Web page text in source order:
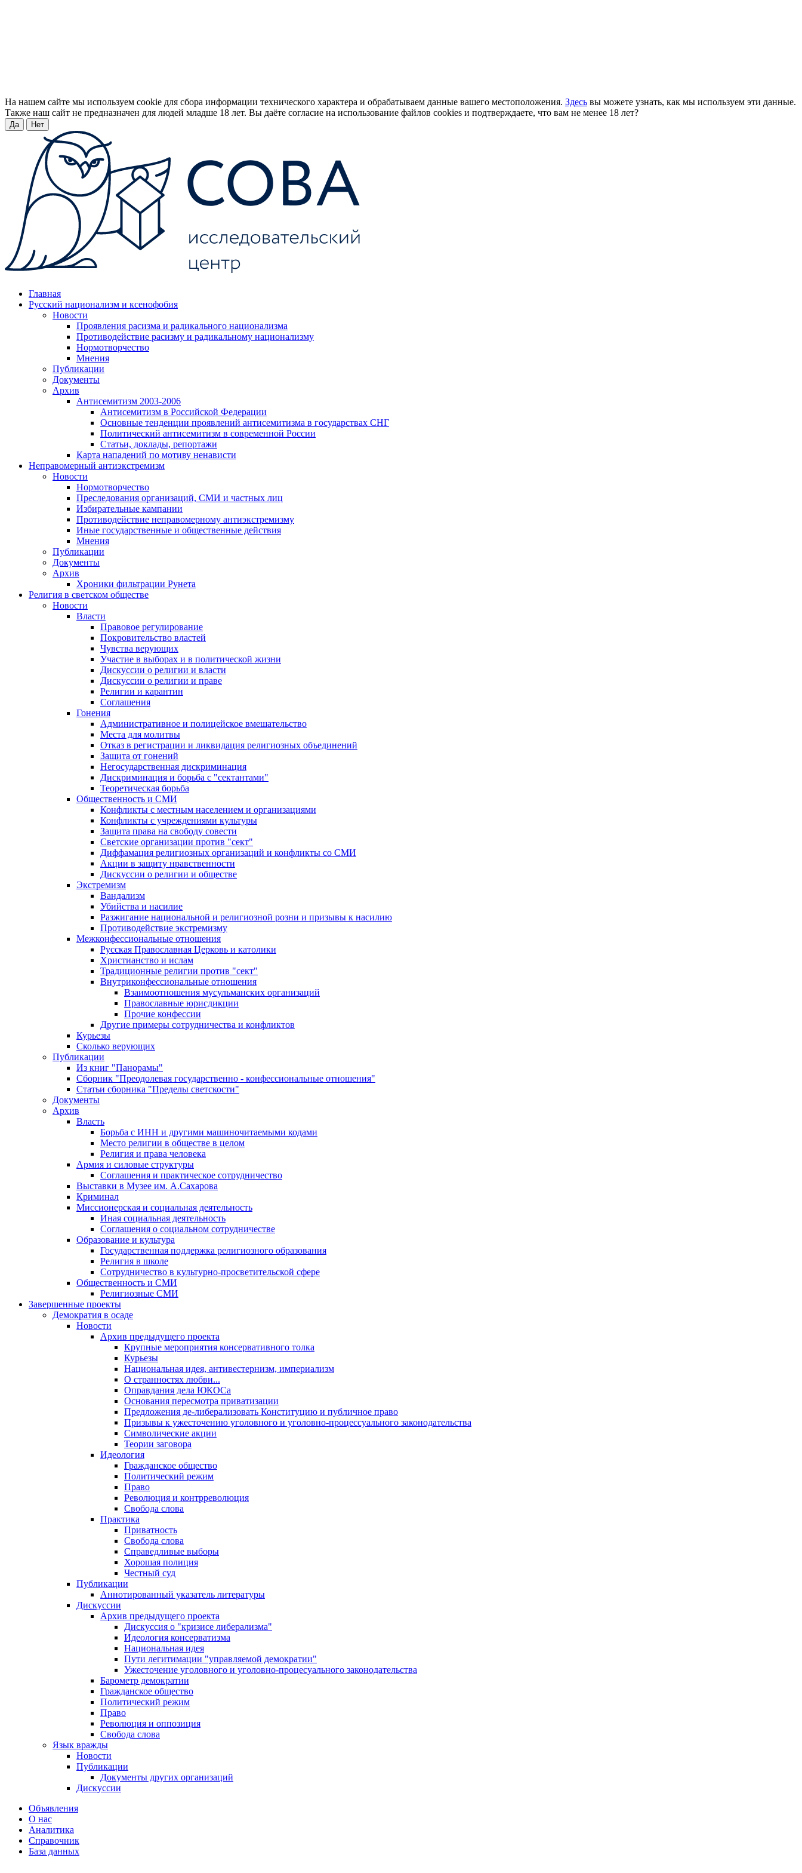
На нашем сайте мы используем cookie для сбора информации технического характера и обрабатываем данные вашего местоположения. Здесь вы можете узнать, как мы используем эти данные.
Также наш сайт не предназначен для людей младше 18 лет. Вы даёте согласие на использование файлов cookies и подтверждаете, что вам не менее 18 лет?
Да Нет
Главная
Русский национализм и ксенофобия
Новости
Проявления расизма и радикального национализма
Противодействие расизму и радикальному национализму
Нормотворчество
Мнения
Публикации
Документы
Архив
Антисемитизм 2003-2006
Антисемитизм в Российской Федерации
Основные тенденции проявлений антисемитизма в государствах СНГ
Политический антисемитизм в современной России
Статьи, доклады, репортажи
Карта нападений по мотиву ненависти
Неправомерный антиэкстремизм
Новости
Нормотворчество
Преследования организаций, СМИ и частных лиц
Избирательные кампании
Противодействие неправомерному антиэкстремизму
Иные государственные и общественные действия
Мнения
Публикации
Документы
Архив
Хроники фильтрации Рунета
Религия в светском обществе
Новости
Власти
Правовое регулирование
Покровительство властей
Чувства верующих
Участие в выборах и в политической жизни
Дискуссии о религии и власти
Дискуссии о религии и праве
Религии и карантин
Соглашения
Гонения
Административное и полицейское вмешательство
Места для молитвы
Отказ в регистрации и ликвидация религиозных объединений
Защита от гонений
Негосударственная дискриминация
Дискриминация и борьба с "сектантами"
Теоретическая борьба
Общественность и СМИ
Конфликты с местным населением и организациями
Конфликты с учреждениями культуры
Защита права на свободу совести
Светские организации против "сект"
Диффамация религиозных организаций и конфликты со СМИ
Акции в защиту нравственности
Дискуссии о религии и обществе
Экстремизм
Вандализм
Убийства и насилие
Разжигание национальной и религиозной розни и призывы к насилию
Противодействие экстремизму
Межконфессиональные отношения
Русская Православная Церковь и католики
Христианство и ислам
Традиционные религии против "сект"
Внутриконфессиональные отношения
Взаимоотношения мусульманских организаций
Православные юрисдикции
Прочие конфессии
Другие примеры сотрудничества и конфликтов
Курьезы
Сколько верующих
Публикации
Из книг "Панорамы"
Сборник "Преодолевая государственно - конфессиональные отношения"
Статьи сборника "Пределы светскости"
Документы
Архив
Власть
Борьба с ИНН и другими машиночитаемыми кодами
Место религии в обществе в целом
Религия и права человека
Армия и силовые структуры
Соглашения и практическое сотрудничество
Выставки в Музее им. А.Сахарова
Криминал
Миссионерская и социальная деятельность
Иная социальная деятельность
Соглашения о социальном сотрудничестве
Образование и культура
Государственная поддержка религиозного образования
Религия в школе
Сотрудничество в культурно-просветительской сфере
Общественность и СМИ
Религиозные СМИ
Завершенные проекты
Демократия в осаде
Новости
Архив предыдущего проекта
Крупные мероприятия консервативного толка
Курьезы
Национальная идея, антивестернизм, империализм
О странностях любви...
Оправдания дела ЮКОСа
Основания пересмотра приватизации
Предложения де-либерализовать Конституцию и публичное право
Призывы к ужесточению уголовного и уголовно-процессуального законодательства
Символические акции
Теории заговора
Идеология
Гражданское общество
Политический режим
Право
Революция и контрреволюция
Свобода слова
Практика
Приватность
Свобода слова
Справедливые выборы
Хорошая полиция
Честный суд
Публикации
Аннотированный указатель литературы
Дискуссии
Архив предыдущего проекта
Дискуссия о "кризисе либерализма"
Идеология консерватизма
Национальная идея
Пути легитимации "управляемой демократии"
Ужесточение уголовного и уголовно-процесуального законодательства
Барометр демократии
Гражданское общество
Политический режим
Право
Революция и оппозиция
Свобода слова
Язык вражды
Новости
Публикации
Документы других организаций
Дискуссии
Объявления
О нас
Аналитика
Справочник
База данных